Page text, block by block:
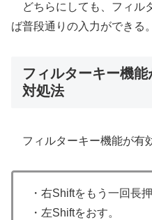
どちらにしても、フィル
ば普段通りの入力ができる。
フィルターキー機
対処法
フィルターキー機能が有
・右Shiftをもう一回長
・左Shiftをおす。